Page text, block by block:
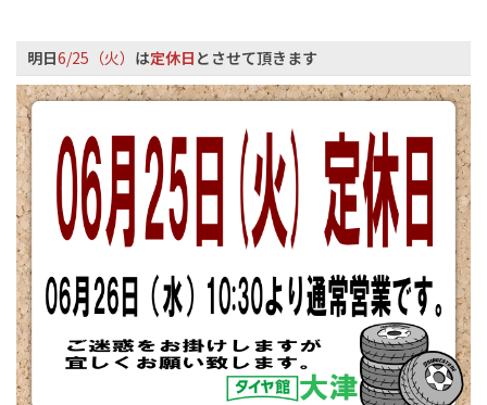
明日6/25 （火） は定休日 とさせて頂きます